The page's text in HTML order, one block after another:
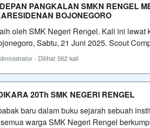
PANGKALAN SMKN RENGEL
BOJONEGORO
oleh SMK Negeri Rengel. Kali ini
Sabtu, 21 Juni 2025. Scout
- Dilihat 562 kali
20Th SMK NEGERI RENGEL
baru dalam buku sejarah sebuah
warga SMK Negeri Rengel